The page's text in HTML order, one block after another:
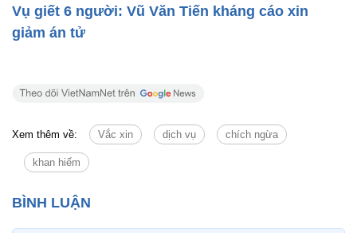
Vụ giết 6 người: Vũ Văn Tiến kháng cáo xin
giảm án tử
Xem thêm về: Vắc xin dịch vụ chích ngừa
khan hiếm